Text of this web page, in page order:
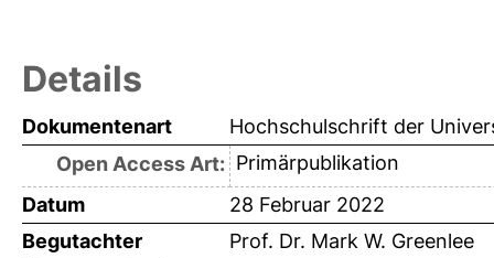
Details
Dokumentenart
Hochschulschrift der
Open Access Art: Primärpublikation
Datum
28 Februar 2022
Begutachter
Prof. Dr. Mark W. Greenlee